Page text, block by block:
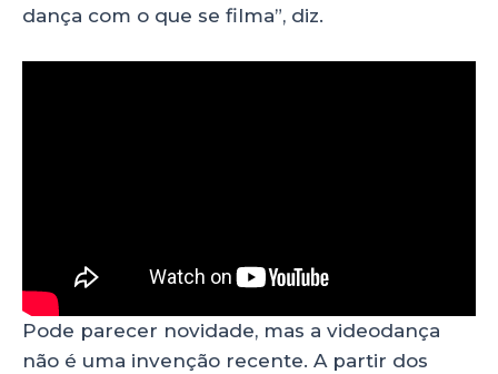
dança com o que se filma”, diz.
Pode parecer novidade, mas a videodança
não é uma invenção recente. A partir dos